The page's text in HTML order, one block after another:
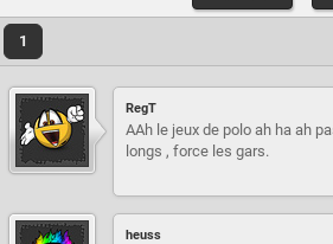
1
RegT
AAh le jeux de polo ah ha ah
longs , force les gars.
heuss